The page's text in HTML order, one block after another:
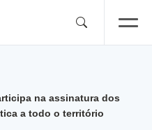
na assinatura dos
a todo o território